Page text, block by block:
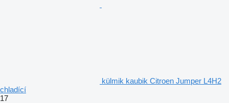
külmik kaubik Citroen Jumper L4H2
chladící
17